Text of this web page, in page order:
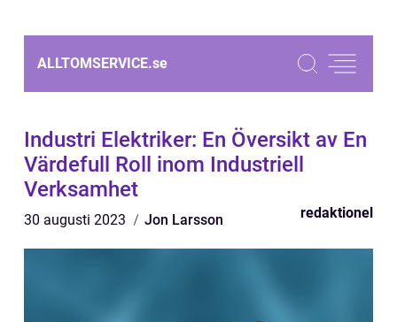
ALLTOMSERVICE.se
Industri Elektriker: En Översikt av En
Värdefull Roll inom Industriell
Verksamhet
30 augusti 2023 Jon Larsson redaktionel